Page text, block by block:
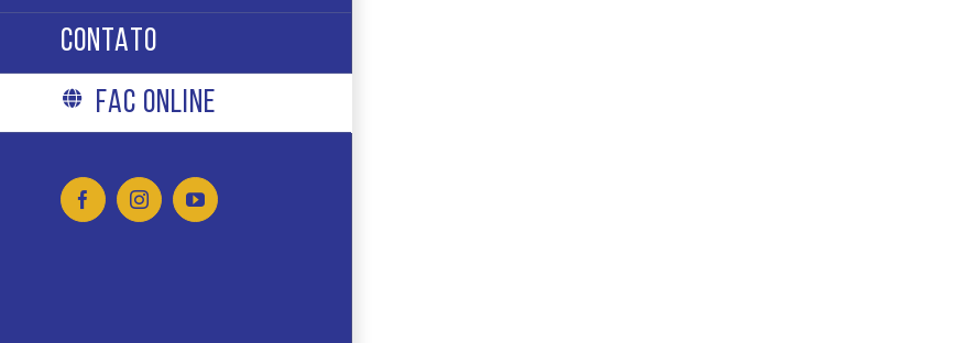
CONTATO
FAC ONLINE
FacebookInstagramYouTube